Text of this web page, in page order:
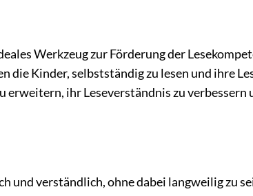
Werkzeug zur Förderung der
die Kinder, selbstständig zu lesen und ihre
ihr Leseverständnis zu verbessern
und verständlich, ohne dabei langweilig zu